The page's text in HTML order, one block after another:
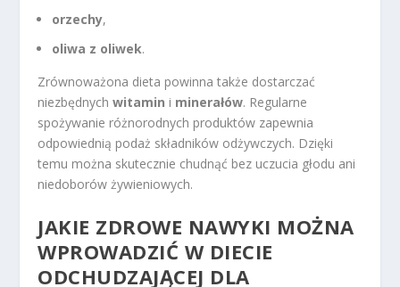
orzechy,
oliwa z oliwek.
Zrównoważona dieta powinna także dostarczać
niezbędnychwitamin i minerałów. Regularne
spożywanie różnorodnych produktów zapewnia
odpowiednią podaż składników odżywczych. Dzięki
temu można skutecznie chudnąć bez uczucia głodu ani
niedoborów żywieniowych.
JAKIE ZDROWE NAWYKI MOŻNA
WPROWADZIĆ W DIECIE
ODCHUDZAJĄCEJ DLA